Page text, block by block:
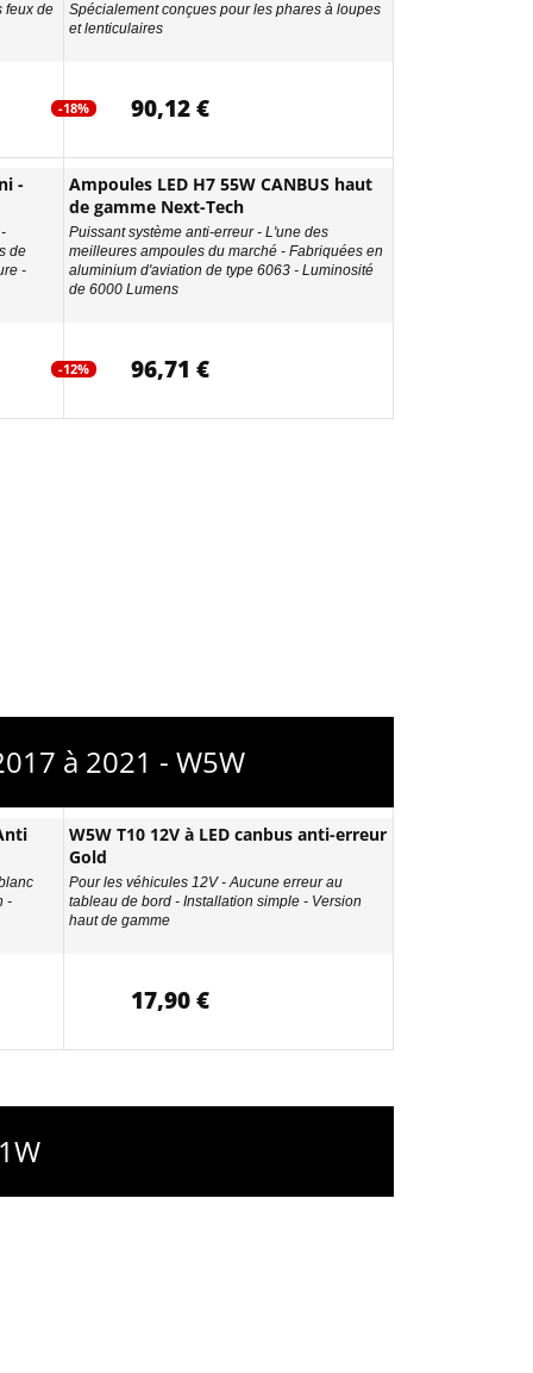
feux de
Spécialement conçues pour les phares à loupes
et lenticulaires
-18% 90,12 €
-
de
-
Ampoules LED H7 55W CANBUS haut
de gamme Next-Tech
Puissant système anti-erreur - L'une des
meilleures ampoules du marché - Fabriquées en
aluminium d'aviation de type 6063 - Luminosité
de 6000 Lumens
-12% 96,71 €
à 2021 - W5W
-
W5W T10 12V à LED canbus anti-erreur
Gold
Pour les véhicules 12V - Aucune erreur au
tableau de bord - Installation simple - Version
haut de gamme
17,90 €